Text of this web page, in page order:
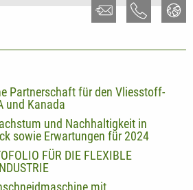
Partnerschaft für den Vliesstoff-
und Kanada
und Nachhaltigkeit in
sowie Erwartungen für 2024
FÜR DIE FLEXIBLE
mit